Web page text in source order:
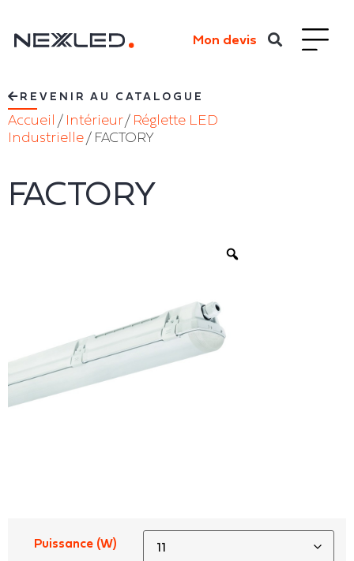
Mon devis
REVENIR AU CATALOGUE
Accueil / Intérieur/ Réglette LED
Industrielle / FACTORY
FACTORY
Puissance (W)